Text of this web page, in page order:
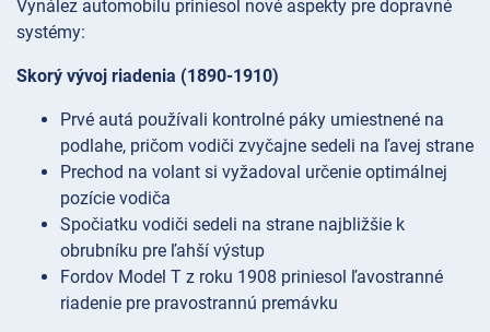
Vynález automobilu priniesol nové aspekty pre dopravné
systémy:
Skorý vývoj riadenia (1890-1910)
Prvé autá používali kontrolné páky umiestnené na
podlahe, pričom vodiči zvyčajne sedeli na ľavej strane
Prechod na volant si vyžadoval určenie optimálnej
pozície vodiča
Spočiatku vodiči sedeli na strane najbližšie k
obrubníku pre ľahší výstup
Fordov Model T z roku 1908 priniesol ľavostranné
riadenie pre pravostrannú premávku